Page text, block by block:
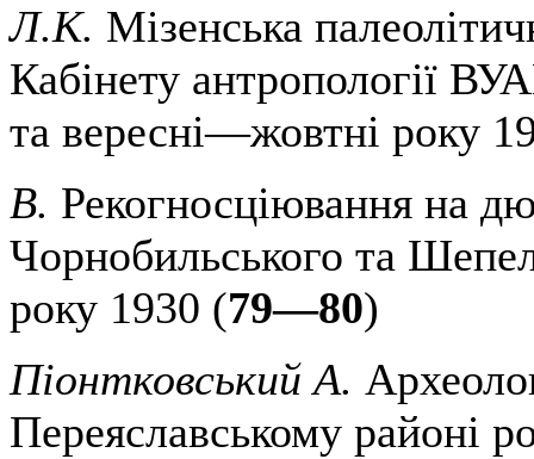
Л.К. Мізенська
Кабінету антропології
та вересні—жовтні року
В. Рекогносціювання на
Чорнобильського та
року 1930 (79—80)
Піонтковський А.
Переяславському районі